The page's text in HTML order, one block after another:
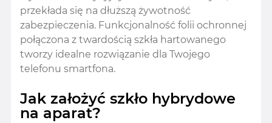
przekłada się na dłuższą żywotność
zabezpieczenia. Funkcjonalność folii ochronnej
połączona z twardością szkła hartowanego
tworzy idealne rozwiązanie dla Twojego
telefonu smartfona.
Jak założyć szkło hybrydowe
na aparat?